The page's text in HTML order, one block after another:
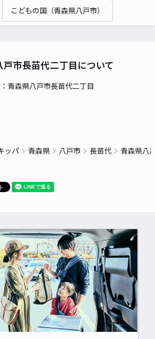
こどもの国（青森県八戸市）
戸市長苗代二丁目について
青森県八戸市長苗代二丁目
ッパ 青森県 八戸市 長苗代 青森県八